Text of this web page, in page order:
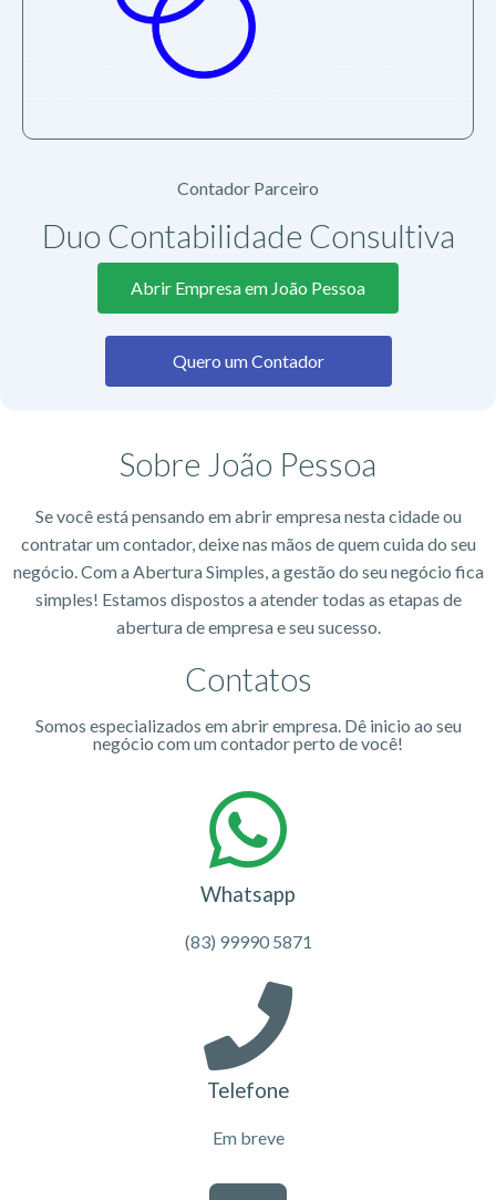
Contador Parceiro
Duo Contabilidade Consultiva
Abrir Empresa em João Pessoa
Quero um Contador
Sobre João Pessoa
Se você está pensando em abrir empresa nesta cidade ou
contratar um contador, deixe nas mãos de quem cuida do seu
negócio. Com a Abertura Simples, a gestão do seu negócio fica
simples! Estamos dispostos a atender todas as etapas de
abertura de empresa e seu sucesso.
Contatos
Somos especializados em abrir empresa. Dê inicio ao seu
negócio com um contador perto de você!
Whatsapp
(83) 99990 5871
Telefone
Em breve